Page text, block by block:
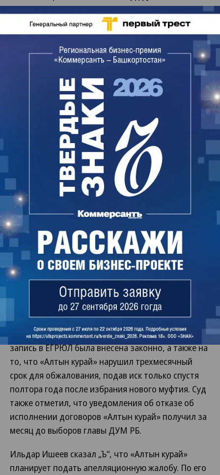
В суде представитель «Алтын курай» заявил, что
при назначении муфтия был нарушен
прописанный в уставе ДУМ порядок: Айнур
Биргалин не был первым заместителем главы
десятилетнего стажа работы. По мнению истца,
так как муфтий был избран нелегитимно, значит,
он не был уполномочен подписывать документы
от имени духовного управления, в частности
отказы от исполнения договоров с «Алтын
Представители налоговой службы заявили в суде,
что нарушений закона при внесении записи в
ЕГРЮЛ не было, а финансово-хозяйственные
отношения между «Алтын-Курай» и ДУМ РБ «не
могут ставиться в зависимость от конкретного
физического лица», а значит, смена председателя
не нарушает права и интересы компании.
Представители ДУМ РБ в судебном процессе не
участвовали.
Суд согласился с доводами ответчика, указав, что
запись в ЕГРЮЛ была внесена законно, а также на
то, что «Алтын курай» нарушил трехмесячный
срок для обжалования, подав иск только спустя
полтора года после избрания нового муфтия. Суд
также отметил, что уведомления об отказе об
исполнении договоров «Алтын курай» получил за
месяц до выборов главы ДУМ РБ.
Ильдар Ишеев сказал „Ъ“, что «Алтын курай»
планирует подать апелляционную жалобу. По его